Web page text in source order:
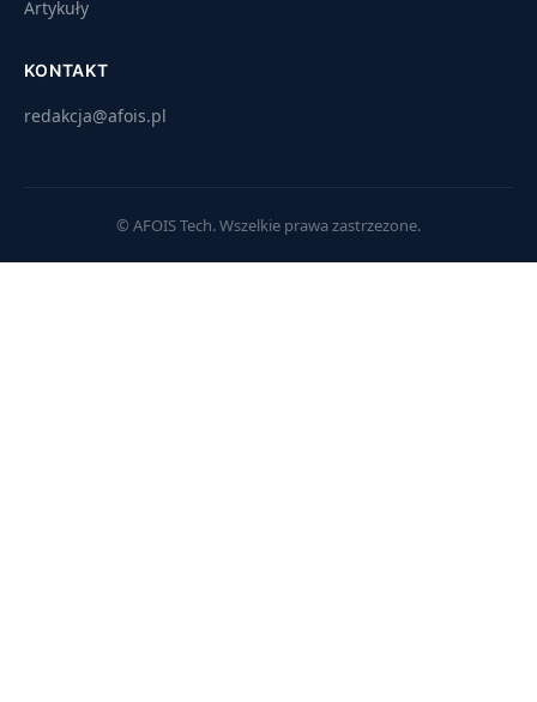
Artykuły
KONTAKT
redakcja@afois.pl
© AFOIS Tech. Wszelkie prawa zastrzezone.